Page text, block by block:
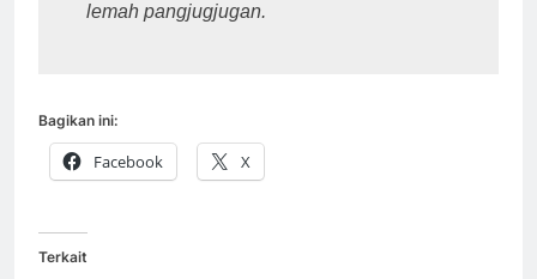
lemah pangjugjugan.
Bagikan ini:
Facebook X
Terkait